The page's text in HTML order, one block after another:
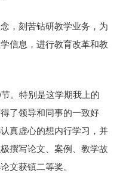
，刻苦钻研教学业务，为
信息，进行教育改革和教
。特别是这学期我上的
了领导和同事的一致好
真虚心的想内行学习，并
撰写论文、案例、教学故
文获镇二等奖。